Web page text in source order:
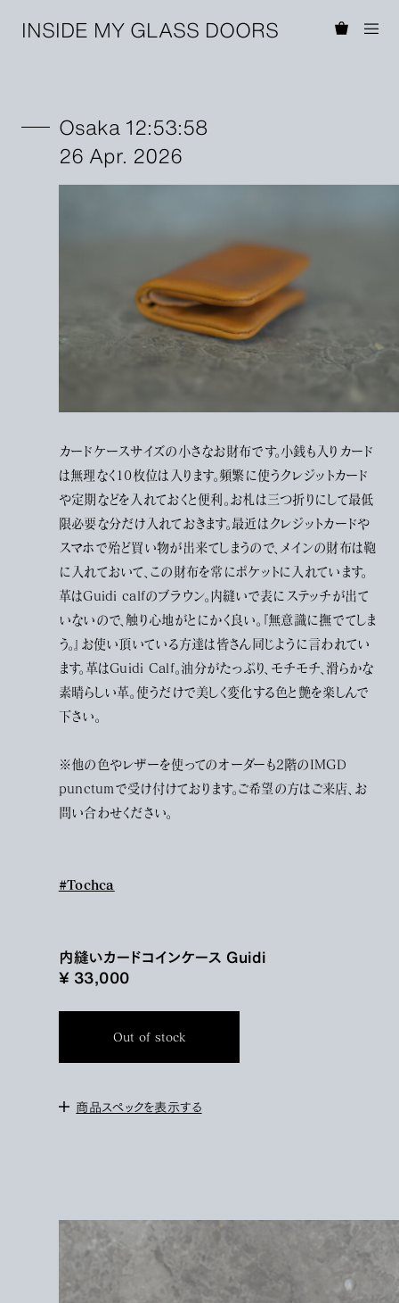
INSIDE MY GLASS DOORS
Osaka 12:53:58
26 Apr. 2026
カードケースサイズの小さなお財布です。小銭も入りカード
は無理なく10枚位は入ります。頻繁に使うクレジットカード
や定期などを入れておくと便利。お札は三つ折りにして最低
限必要な分だけ入れておきます。最近はクレジットカードや
スマホで殆ど買い物が出来てしまうので、メインの財布は鞄
に入れておいて、この財布を常にポケットに入れています。
革はGuidi calfのブラウン。内縫いで表にステッチが出て
いないので、触り心地がとにかく良い。『無意識に撫でてしま
う。』お使い頂いている方達は皆さん同じように言われてい
ます。革はGuidi Calf。油分がたっぷり、モチモチ、滑らかな
素晴らしい革。使うだけで美しく変化する色と艶を楽しんで
下さい。
※他の色やレザーを使ってのオーダーも2階のIMGD
punctumで受け付けております。ご希望の方はご来店、お
問い合わせください。
#Tochca
内縫いカードコインケース Guidi
¥ 33,000
Out of stock
商品スペックを表示する